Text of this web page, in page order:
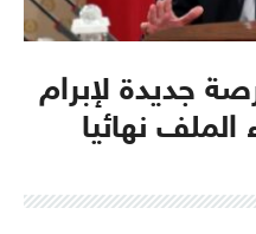
جديدة لإبرام
الملف نهائيا